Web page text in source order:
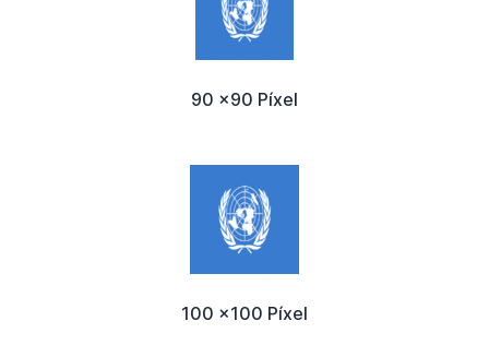
90 x90 Píxel
100 x100 Píxel